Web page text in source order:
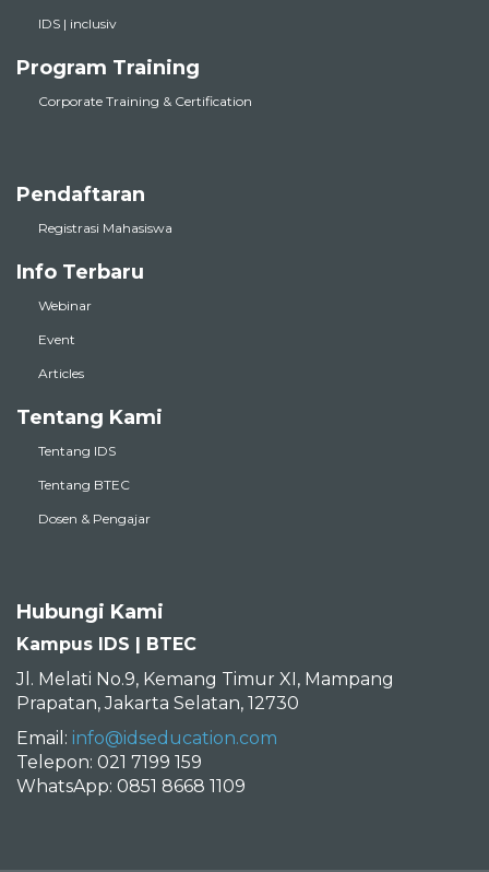
IDS | inclusiv
Program Training
Corporate Training & Certification
Pendaftaran
Registrasi Mahasiswa
Info Terbaru
Webinar
Event
Articles
Tentang Kami
Tentang IDS
Tentang BTEC
Dosen & Pengajar
Hubungi Kami
Kampus IDS | BTEC
Jl. Melati No.9, Kemang Timur XI, Mampang
Prapatan, Jakarta Selatan, 12730
Email: info@idseducation.com
Telepon: 021 7199 159
WhatsApp: 0851 8668 1109